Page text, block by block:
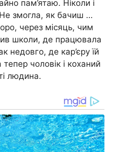
пам’ятаю. Ніколи і
змогла, як бачиш …
через місяць, чим
школи, де працювала
недовго, де кар’єру їй
тепер чоловік і коханий
людина.